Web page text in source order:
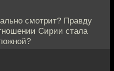
смотрит? Правду
Сирии стала